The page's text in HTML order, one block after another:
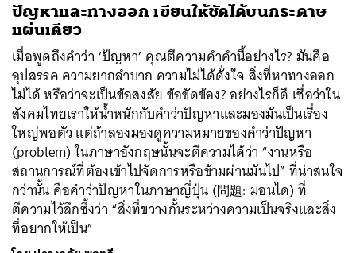
ปัญหาและทางออก เขียนให้ชัดได้บนกระดาษ
แผ่นเดียว
เมื่อพูดถึงคำว่า ‘ปัญหา’ คุณตีความคำคำนี้อย่างไร? มันคือ
อุปสรรค ความยากลำบาก ความไม่ได้ดั่งใจ สิ่งที่หาทางออก
ไม่ได้ หรือว่าจะเป็นข้อสงสัย ข้อขัดข้อง? อย่างไรก็ดี เชื่อว่าใน
สังคมไทยเราให้น้ำหนักกับคำว่าปัญหาและมองมันเป็นเรื่อง
ใหญ่พอตัว แต่ถ้าลองมองดูความหมายของคำว่าปัญหา
(problem) ในภาษาอังกฤษนั้นจะตีความได้ว่า “งานหรือ
สถานการณ์ที่ต้องเข้าไปจัดการหรือข้ามผ่านมันไป” ที่น่าสนใจ
กว่านั้น คือคำว่าปัญหาในภาษาญี่ปุ่น (問題: มอนได) ที่
ตีความไว้ลึกซึ้งว่า “สิ่งที่ขวางกั้นระหว่างความเป็นจริงและสิ่ง
ที่อยากให้เป็น”
SHARE TWEET LINE EMAIL